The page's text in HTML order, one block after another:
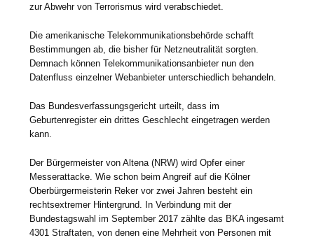
zur Abwehr von Terrorismus wird verabschiedet.
Die amerikanische Telekommunikationsbehörde schafft
Bestimmungen ab, die bisher für Netzneutralität sorgten.
Demnach können Telekommunikationsanbieter nun den
Datenfluss einzelner Webanbieter unterschiedlich behandeln.
Das Bundesverfassungsgericht urteilt, dass im
Geburtenregister ein drittes Geschlecht eingetragen werden
kann.
Der Bürgermeister von Altena (NRW) wird Opfer einer
Messerattacke. Wie schon beim Angreif auf die Kölner
Oberbürgermeisterin Reker vor zwei Jahren besteht ein
rechtsextremer Hintergrund. In Verbindung mit der
Bundestagswahl im September 2017 zählte das BKA ingesamt
4301 Straftaten, von denen eine Mehrheit von Personen mit